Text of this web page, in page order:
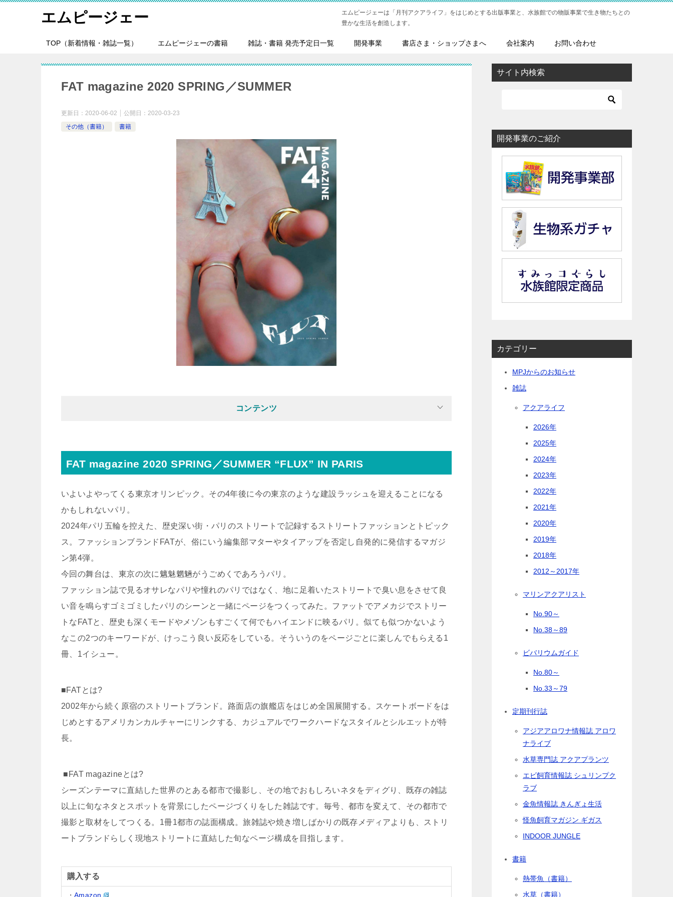
エムピージェー
エムピージェーは「月刊アクアライフ」をはじめとする出版事業と、水族館での物販事業で生き物たちとの
豊かな生活を創造します。
TOP（新着情報・雑誌一覧） エムピージェーの書籍 雑誌・書籍 発売予定日一覧 開発事業 書店さま・ショップさまへ 会社案内 お問い合わせ
FAT magazine 2020 SPRING／SUMMER
更新日： 2020-06-02 公開日： 2020-03-23
その他（書籍）
書籍
コンテンツ
FAT magazine 2020 SPRING／SUMMER “FLUX” IN PARIS
いよいよやってくる東京オリンピック。その4年後に今の東京のような建設ラッシュを迎えることになる
かもしれないパリ。
2024年パリ五輪を控えた、歴史深い街・パリのストリートで記録するストリートファッションとトピック
ス。ファッションブランドFATが、俗にいう編集部マターやタイアップを否定し自発的に発信するマガジ
ン第4弾。
今回の舞台は、東京の次に魑魅魍魎がうごめくであろうパリ。
ファッション誌で見るオサレなパリや憧れのパリではなく、地に足着いたストリートで臭い息をさせて良
い音を鳴らすゴミゴミしたパリのシーンと一緒にページをつくってみた。ファットでアメカジでストリー
トなFATと、歴史も深くモードやメゾンもすごくて何でもハイエンドに映るパリ。似ても似つかないよう
なこの2つのキーワードが、けっこう良い反応をしている。そういうのをページごとに楽しんでもらえる1
冊、1イシュー。
■FATとは?
2002年から続く原宿のストリートブランド。路面店の旗艦店をはじめ全国展開する。スケートボードをは
じめとするアメリカンカルチャーにリンクする、カジュアルでワークハードなスタイルとシルエットが特
長。
■FAT magazineとは?
シーズンテーマに直結した世界のとある都市で撮影し、その地でおもしろいネタをディグり、既存の雑誌
以上に旬なネタとスポットを背景にしたページづくりをした雑誌です。毎号、都市を変えて、その都市で
撮影と取材をしてつくる。1冊1都市の誌面構成。旅雑誌や焼き増しばかりの既存メディアよりも、ストリ
ートブランドらしく現地ストリートに直結した旬なページ構成を目指します。
購入する
・ Amazon
サイト内検索
開発事業のご紹介
カテゴリー
MPJからのお知らせ
雑誌
アクアライフ
2026年
2025年
2024年
2023年
2022年
2021年
2020年
2019年
2018年
2012～2017年
マリンアクアリスト
No.90～
No.38～89
ビバリウムガイド
No.80～
No.33～79
定期刊行誌
アジアアロワナ情報誌 アロワ
ナライブ
水草専門誌 アクアプランツ
エビ飼育情報誌 シュリンプク
ラブ
金魚情報誌 きんぎょ生活
怪魚飼育マガジン ギガス
INDOOR JUNGLE
書籍
熱帯魚（書籍）
水草（書籍）